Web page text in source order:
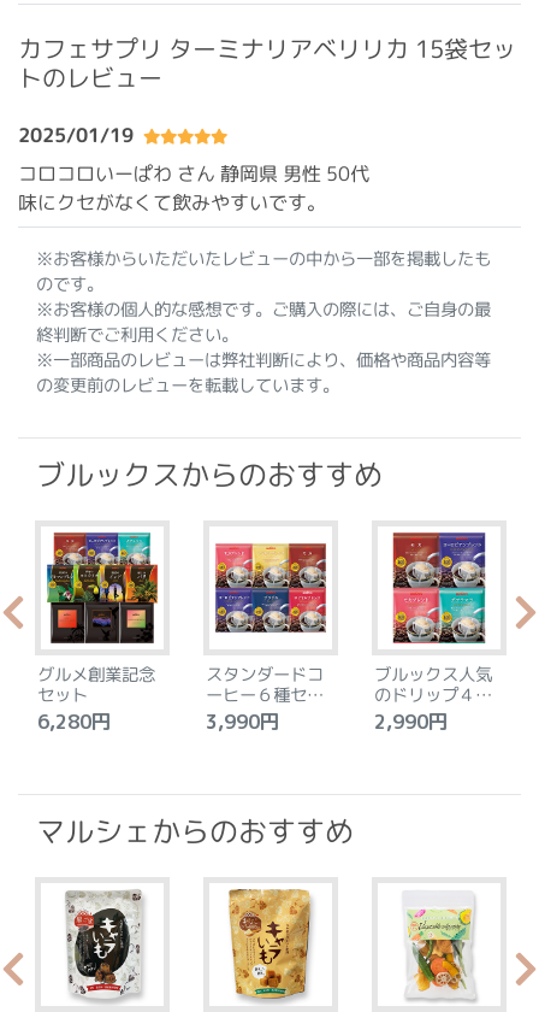
カフェサプリ ターミナリアベリリカ 15袋セッ
トのレビュー
2025/01/19
コロコロいーぱわ さん 静岡県 男性 50代
味にクセがなくて飲みやすいです。
※お客様からいただいたレビューの中から一部を掲載したも
のです。
※お客様の個人的な感想です。ご購入の際には、ご自身の最
終判断でご利用ください。
※一部商品のレビューは弊社判断により、価格や商品内容等
の変更前のレビューを転載しています。
ブルックスからのおすすめ
グルメ創業記念
セット
6,280円
スタンダードコ
ーヒー６種セッ
ト
3,990円
ブルックス人気
のドリップ４種
セット
2,990円
マルシェからのおすすめ